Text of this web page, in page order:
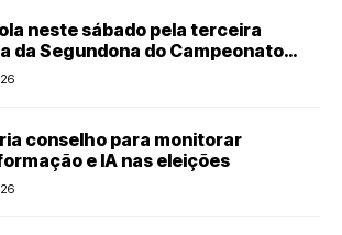
neste sábado pela terceira
da Segundona do Campeonato
de Futebol
conselho para monitorar
e IA nas eleições